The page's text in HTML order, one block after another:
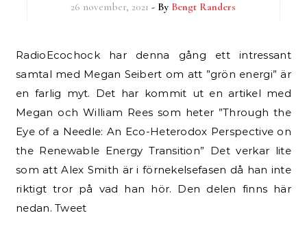
26 november, 2021 - By Bengt Randers
RadioEcochock har denna gång ett intressant
samtal med Megan Seibert om att ”grön energi” är
en farlig myt. Det har kommit ut en artikel med
Megan och William Rees som heter ”Through the
Eye of a Needle: An Eco-Heterodox Perspective on
the Renewable Energy Transition” Det verkar lite
som att Alex Smith är i förnekelsefasen då han inte
riktigt tror på vad han hör. Den delen finns här
nedan. Tweet